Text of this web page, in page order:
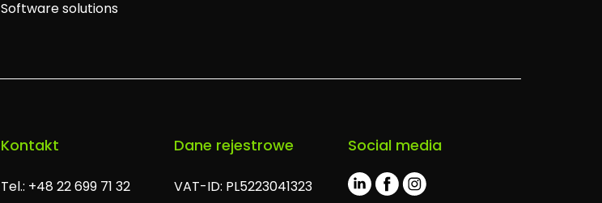
Software solutions
Kontakt
Tel.: +48 22 699 71 32
Dane rejestrowe
VAT-ID: PL5223041323
Social media